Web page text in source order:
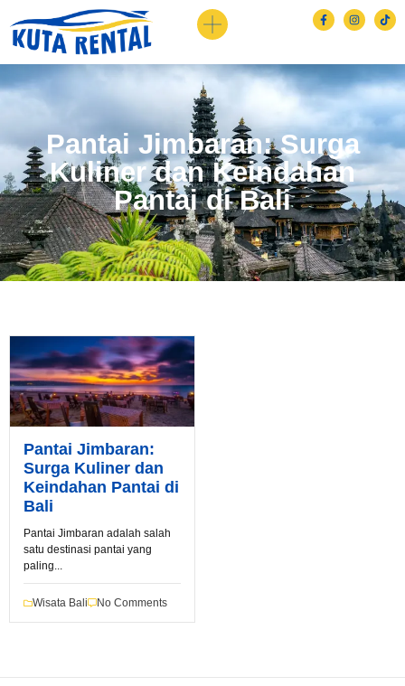
Pantai Jimbaran: Surga
Kuliner dan Keindahan
Pantai di Bali
Pantai Jimbaran:
Surga Kuliner dan
Keindahan Pantai di
Bali
Pantai Jimbaran adalah salah
satu destinasi pantai yang
paling...
Wisata Bali No Comments
Book via WhatsApp
Pilih Mobil*
Tipe Sewa*